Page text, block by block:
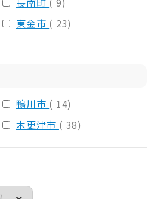
東金市 ( 23)
鴨川市 ( 14)
木更津市 ( 38)